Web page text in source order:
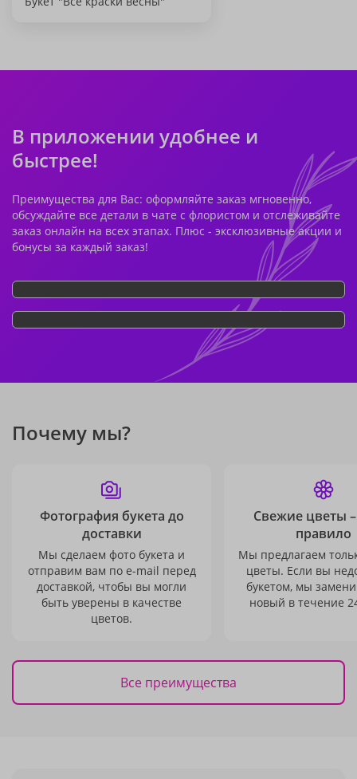
В приложении удобнее и
быстрее!
Преимущества для Вас: оформляйте заказ мгновенно,
обсуждайте все детали в чате с флористом и отслеживайте
заказ онлайн на всех этапах. Плюс - эксклюзивные акции и
бонусы за каждый заказ!
Почему мы?
Фотография букета до
доставки
Мы сделаем фото букета и
отправим вам по e-mail перед
доставкой, чтобы вы могли
быть уверены в качестве
цветов.
Свежие цветы
правило
Мы предлагаем
цветы. Если вы
букетом, мы
новый в течение
Все преимущества